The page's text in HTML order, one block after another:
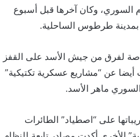
وكان آخرها قبل أسبوع
طرطوس الساحلية.
لفرق من جيش الأسد على القفز
عن “مشاريع عسكرية تكتيكية”
ماهر الأسد.
على “اصطياد” الطائرات